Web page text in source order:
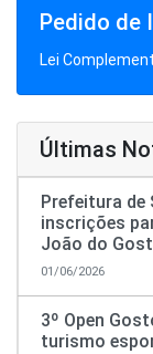
Pedido de
Lei
Últimas
Prefeitura de
inscrições
João do
01/06/2026
3º Open
turismo